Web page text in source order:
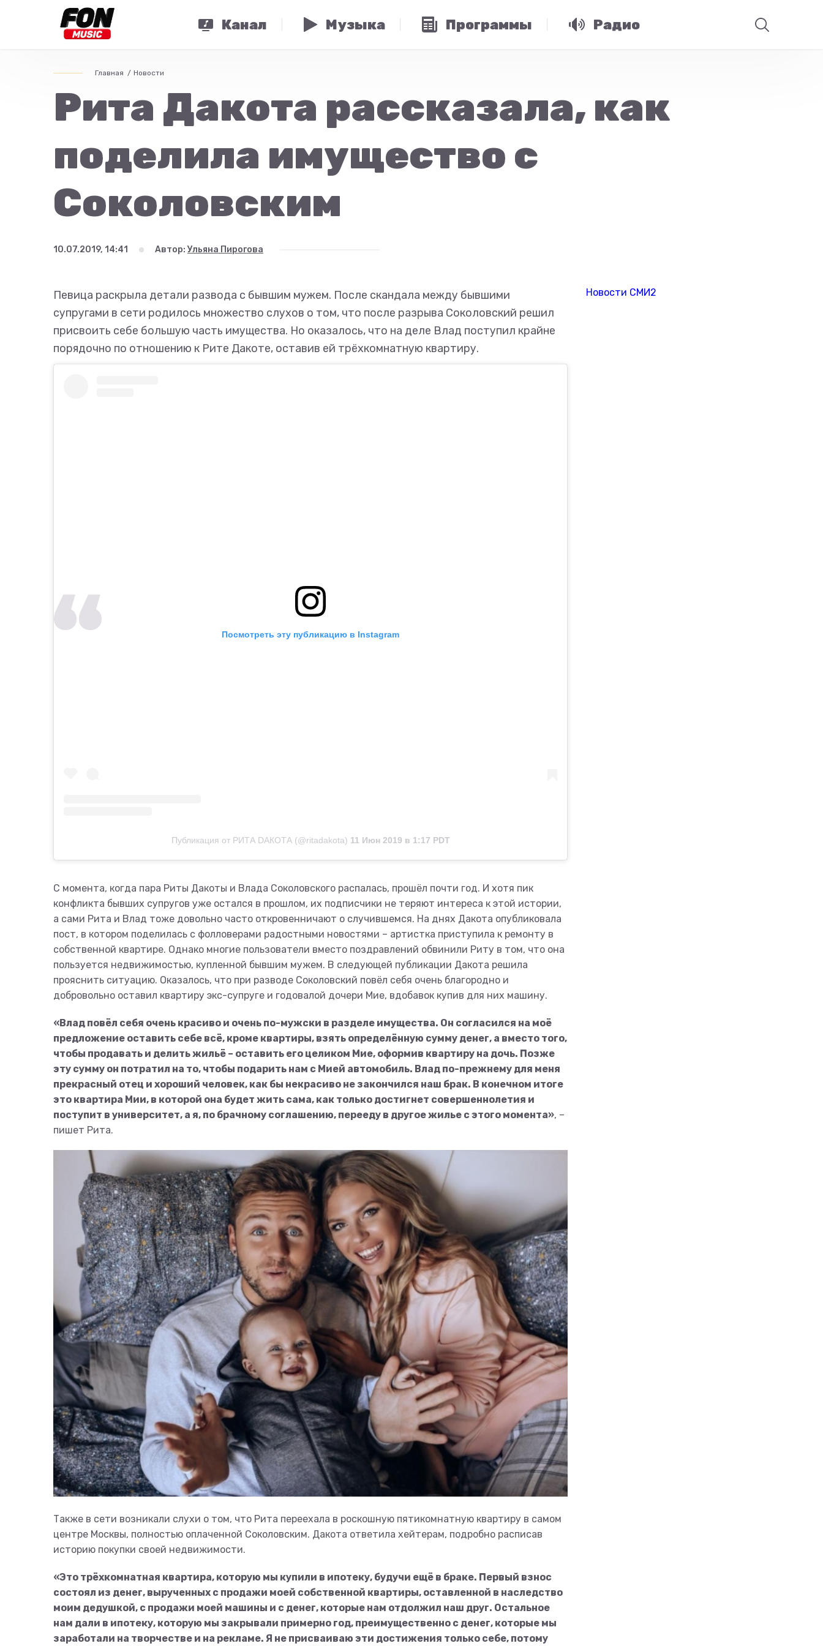
Канал Музыка Программы Радио
Главная Новости
Рита Дакота рассказала, как
поделила имущество с
Соколовским
10.07.2019, 14:41 Автор:Ульяна Пирогова
Певица раскрыла детали развода с бывшим мужем. После скандала между бывшими
супругами в сети родилось множество слухов о том, что после разрыва Соколовский решил
присвоить себе большую часть имущества. Но оказалось, что на деле Влад поступил крайне
порядочно по отношению к Рите Дакоте, оставив ей трёхкомнатную квартиру.
Посмотреть эту публикацию в Instagram
Публикация от РИТА DАКОТА (@ritadakota) 11 Июн 2019 в 1:17 PDT
С момента, когда пара Риты Дакоты и Влада Соколовского распалась, прошёл почти год. И хотя пик
конфликта бывших супругов уже остался в прошлом, их подписчики не теряют интереса к этой истории,
а сами Рита и Влад тоже довольно часто откровенничают о случившемся. На днях Дакота опубликовала
пост, в котором поделилась с фолловерами радостными новостями – артистка приступила к ремонту в
собственной квартире. Однако многие пользователи вместо поздравлений обвинили Риту в том, что она
пользуется недвижимостью, купленной бывшим мужем. В следующей публикации Дакота решила
прояснить ситуацию. Оказалось, что при разводе Соколовский повёл себя очень благородно и
добровольно оставил квартиру экс-супруге и годовалой дочери Мие, вдобавок купив для них машину.
«Влад повёл себя очень красиво и очень по-мужски в разделе имущества. Он согласился на моё
предложение оставить себе всё, кроме квартиры, взять определённую сумму денег, а вместо того,
чтобы продавать и делить жильё – оставить его целиком Мие, оформив квартиру на дочь. Позже
эту сумму он потратил на то, чтобы подарить нам с Мией автомобиль. Влад по-прежнему для меня
прекрасный отец и хороший человек, как бы некрасиво не закончился наш брак. В конечном итоге
это квартира Мии, в которой она будет жить сама, как только достигнет совершеннолетия и
поступит в университет, а я, по брачному соглашению, перееду в другое жилье с этого момента», –
пишет Рита.
Также в сети возникали слухи о том, что Рита переехала в роскошную пятикомнатную квартиру в самом
центре Москвы, полностью оплаченной Соколовским. Дакота ответила хейтерам, подробно расписав
историю покупки своей недвижимости.
«Это трёхкомнатная квартира, которую мы купили в ипотеку, будучи ещё в браке. Первый взнос
состоял из денег, вырученных с продажи моей собственной квартиры, оставленной в наследство
моим дедушкой, с продажи моей машины и с денег, которые нам отдолжил наш друг. Остальное
нам дали в ипотеку, которую мы закрывали примерно год, преимущественно с денег, которые мы
заработали на творчестве и на рекламе. Я не присваиваю эти достижения только себе, потому
Новости СМИ2